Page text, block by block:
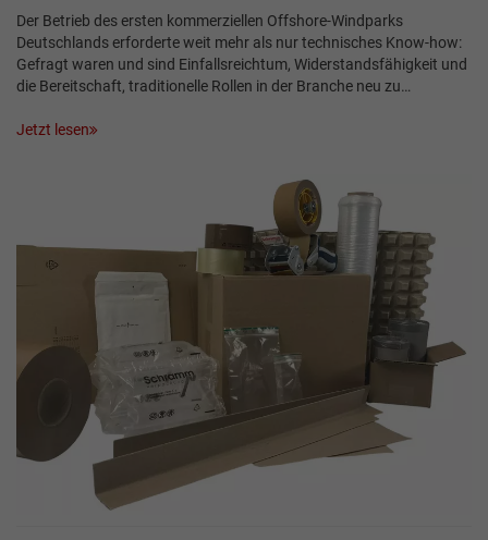
Der Betrieb des ersten kommerziellen Offshore-Windparks
Deutschlands erforderte weit mehr als nur technisches Know-how:
Gefragt waren und sind Einfallsreichtum, Widerstandsfähigkeit und
die Bereitschaft, traditionelle Rollen in der Branche neu zu…
Jetzt lesen